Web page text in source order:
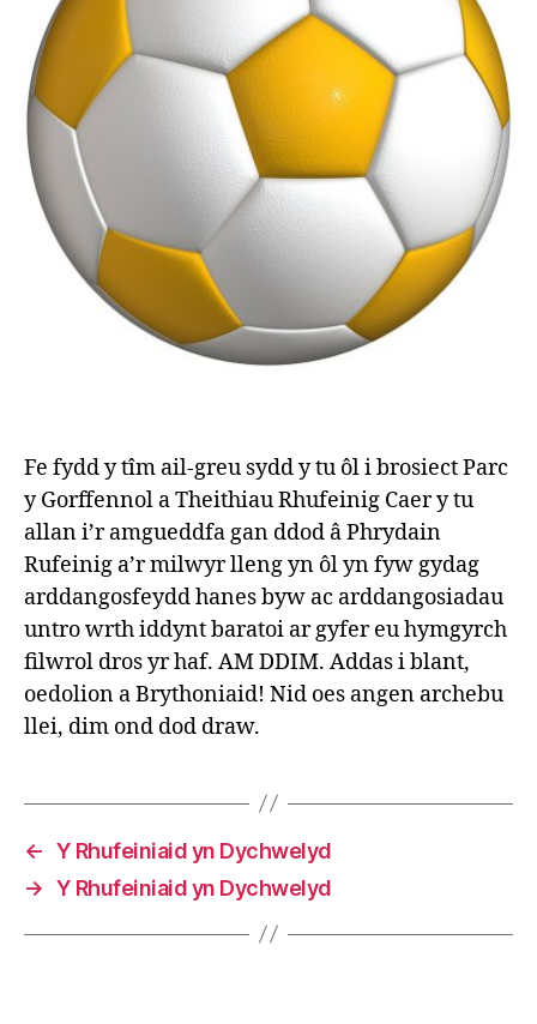
Fe fydd y tîm ail-greu sydd y tu ôl i brosiect Parc
y Gorffennol a Theithiau Rhufeinig Caer y tu
allan i’r amgueddfa gan ddod â Phrydain
Rufeinig a’r milwyr lleng yn ôl yn fyw gydag
arddangosfeydd hanes byw ac arddangosiadau
untro wrth iddynt baratoi ar gyfer eu hymgyrch
filwrol dros yr haf. AM DDIM. Addas i blant,
oedolion a Brythoniaid! Nid oes angen archebu
llei, dim ond dod draw.
← Y Rhufeiniaid yn Dychwelyd
→ Y Rhufeiniaid yn Dychwelyd